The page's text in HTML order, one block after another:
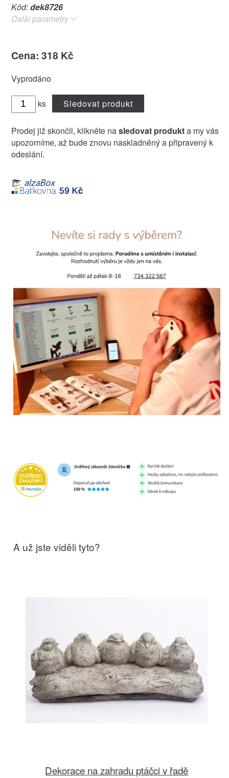
Kód:dek8726
Další parametry
Cena: 318 Kč
Vyprodáno
ks Sledovat produkt
Prodej již skončil, klikněte nasledovat produkta my vás
upozorníme, až bude znovu naskladněný a připravený k
odeslání.
A už jste viděli tyto?
Dekorace na zahradu ptáčci v řadě